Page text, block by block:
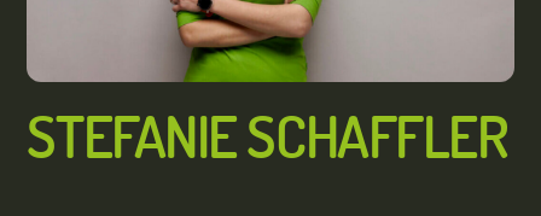
STEFANIE SCHAFFLER